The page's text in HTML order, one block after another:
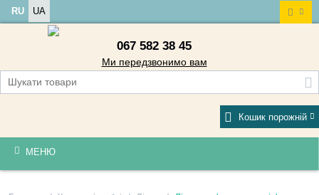
RU UA
067 582 38 45
Ми передзвонимо вам
Кошик порожній
МЕНЮ